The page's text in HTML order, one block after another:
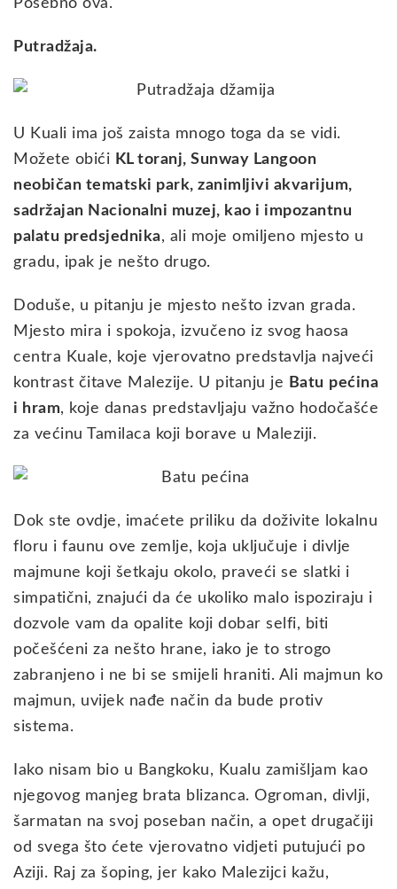
Posebno ova.
Putradžaja.
U Kuali ima još zaista mnogo toga da se vidi.
Možete obići KL toranj, Sunway Langoon
neobičan tematski park, zanimljivi akvarijum,
sadržajan Nacionalni muzej, kao i impozantnu
palatu predsjednika, ali moje omiljeno mjesto u
gradu, ipak je nešto drugo.
Doduše, u pitanju je mjesto nešto izvan grada.
Mjesto mira i spokoja, izvučeno iz svog haosa
centra Kuale, koje vjerovatno predstavlja najveći
kontrast čitave Malezije. U pitanju je Batu pećina
i hram, koje danas predstavljaju važno hodočašće
za većinu Tamilaca koji borave u Maleziji.
Dok ste ovdje, imaćete priliku da doživite lokalnu
floru i faunu ove zemlje, koja uključuje i divlje
majmune koji šetkaju okolo, praveći se slatki i
simpatični, znajući da će ukoliko malo ispoziraju i
dozvole vam da opalite koji dobar selfi, biti
počešćeni za nešto hrane, iako je to strogo
zabranjeno i ne bi se smijeli hraniti. Ali majmun ko
majmun, uvijek nađe način da bude protiv
sistema.
Iako nisam bio u Bangkoku, Kualu zamišljam kao
njegovog manjeg brata blizanca. Ogroman, divlji,
šarmatan na svoj poseban način, a opet drugačiji
od svega što ćete vjerovatno vidjeti putujući po
Aziji. Raj za šoping, jer kako Malezijci kažu,